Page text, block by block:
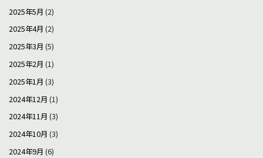
2025年5月 (2)
2025年4月 (2)
2025年3月 (5)
2025年2月 (1)
2025年1月 (3)
2024年12月 (1)
2024年11月 (3)
2024年10月 (3)
2024年9月 (6)